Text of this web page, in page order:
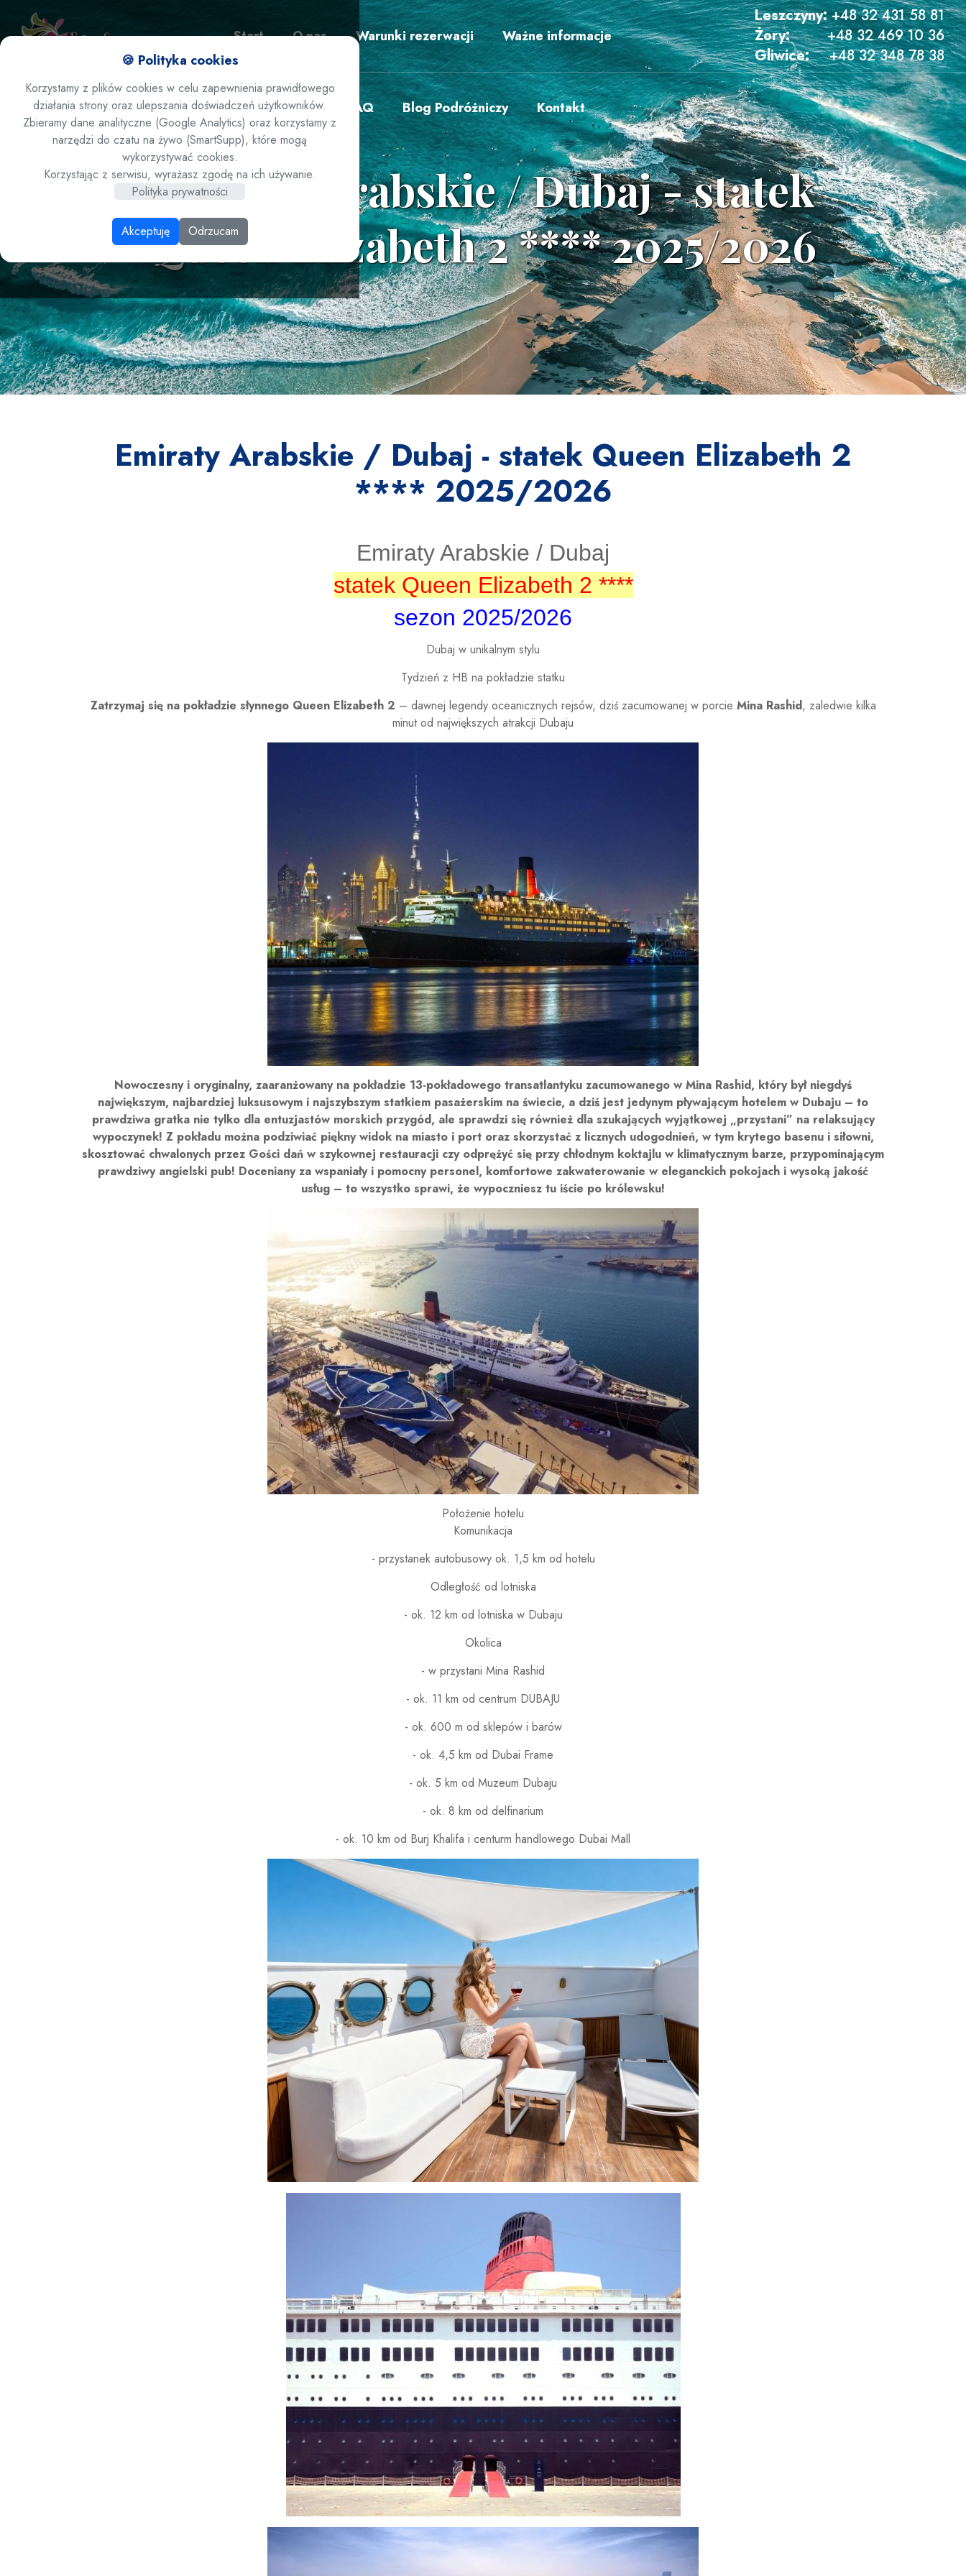
🍪 Polityka cookies
Korzystamy z plików cookies w celu zapewnienia prawidłowego
działania strony oraz ulepszania doświadczeń użytkowników.
Zbieramy dane analityczne (Google Analytics) oraz korzystamy z
narzędzi do czatu na żywo (SmartSupp), które mogą
wykorzystywać cookies.
Korzystając z serwisu, wyrażasz zgodę na ich używanie.
Polityka prywatności
Akceptuję Odrzucam
Start O nas Warunki rezerwacji Ważne informacje
Zamów ofertę FAQ Blog Podróżniczy Kontakt
Leszczyny:+48 32 431 58 81
Żory:
+48 32 469 10 36
Gliwice:
+48 32 348 78 38
Emiraty Arabskie / Dubaj - statek
Queen Elizabeth 2 **** 2025/2026
Emiraty Arabskie / Dubaj - statek Queen Elizabeth 2
**** 2025/2026
Emiraty Arabskie / Dubaj
statek Queen Elizabeth 2 ****
sezon 2025/2026
Dubaj w unikalnym stylu
Tydzień z HB na pokładzie statku
Zatrzymaj się na pokładzie słynnego Queen Elizabeth 2 – dawnej legendy oceanicznych rejsów, dziś zacumowanej w porcie Mina Rashid, zaledwie kilka
minut od największych atrakcji Dubaju
Nowoczesny i oryginalny, zaaranżowany na pokładzie 13-pokładowego transatlantyku zacumowanego w Mina Rashid, który był niegdyś
największym, najbardziej luksusowym i najszybszym statkiem pasażerskim na świecie, a dziś jest jedynym pływającym hotelem w Dubaju – to
prawdziwa gratka nie tylko dla entuzjastów morskich przygód, ale sprawdzi się również dla szukających wyjątkowej „przystani” na relaksujący
wypoczynek! Z pokładu można podziwiać piękny widok na miasto i port oraz skorzystać z licznych udogodnień, w tym krytego basenu i siłowni,
skosztować chwalonych przez Gości dań w szykownej restauracji czy odprężyć się przy chłodnym koktajlu w klimatycznym barze, przypominającym
prawdziwy angielski pub! Doceniany za wspaniały i pomocny personel, komfortowe zakwaterowanie w eleganckich pokojach i wysoką jakość
usług – to wszystko sprawi, że wypoczniesz tu iście po królewsku!
Położenie hotelu
Komunikacja
- przystanek autobusowy ok. 1,5 km od hotelu
Odległość od lotniska
- ok. 12 km od lotniska w Dubaju
Okolica
- w przystani Mina Rashid
- ok. 11 km od centrum DUBAJU
- ok. 600 m od sklepów i barów
- ok. 4,5 km od Dubai Frame
- ok. 5 km od Muzeum Dubaju
- ok. 8 km od delfinarium
- ok. 10 km od Burj Khalifa i centurm handlowego Dubai Mall